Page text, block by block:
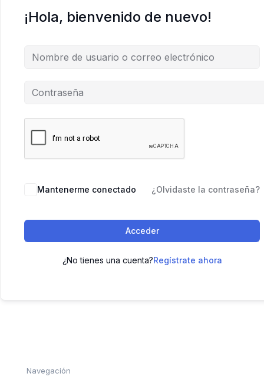
¡Hola, bienvenido de nuevo!
Mantenerme conectado ¿Olvidaste la contraseña?
Acceder
¿No tienes una cuenta?Regístrate ahora
Navegación